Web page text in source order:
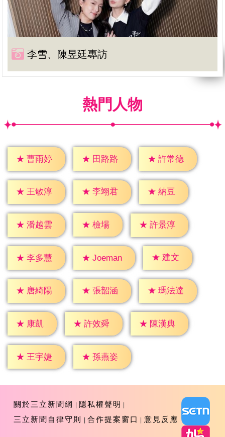
李雪、陳昱廷專訪
熱門人物
★ 曹雨婷 ★ 田路路 ★ 許常德
★ 王敏淳 ★ 李翊君 ★ 納豆
★ 潘越雲 ★ 檢場 ★ 許景淳
★ 李多慧 ★ Joeman ★ 建文
★ 唐綺陽 ★ 張韶涵 ★ 瑪法達
★ 康凱 ★ 許效舜 ★ 陳漢典
★ 王宇婕 ★ 孫燕姿
關於三立新聞網
隱私權聲明
三立新聞自律守則
合作提案窗口 意見反應